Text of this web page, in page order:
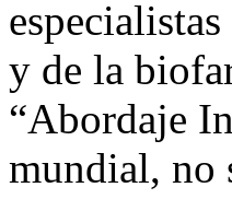
y de la
“Abordaje
mundial, no